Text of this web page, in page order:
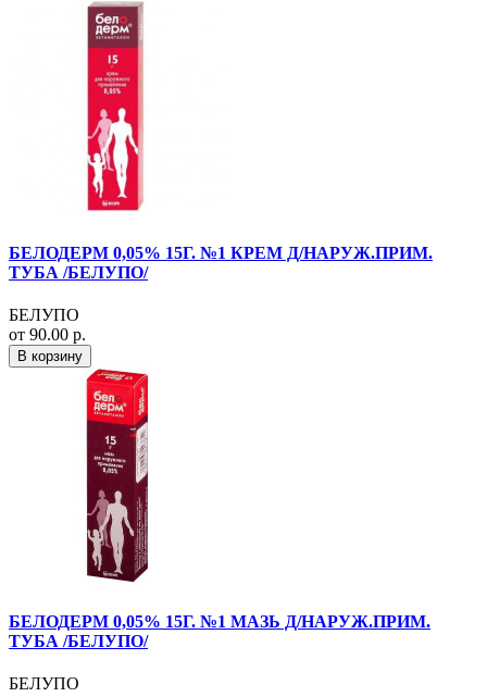
БЕЛОДЕРМ 0,05% 15Г. №1 КРЕМ Д/НАРУЖ.ПРИМ.
ТУБА /БЕЛУПО/
БЕЛУПО
от 90.00 р.
В корзину
БЕЛОДЕРМ 0,05% 15Г. №1 МАЗЬ Д/НАРУЖ.ПРИМ.
ТУБА /БЕЛУПО/
БЕЛУПО